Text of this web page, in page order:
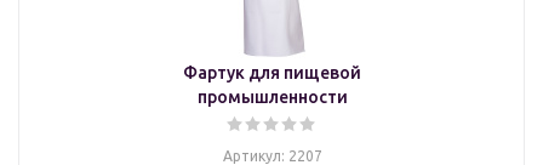
Фартук для пищевой
промышленности
Артикул: 2207